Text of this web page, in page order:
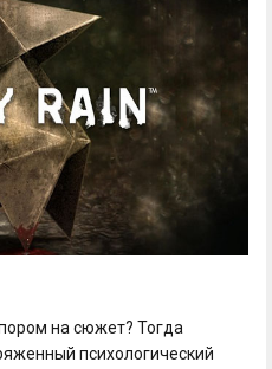
на сюжет? Тогда
психологический